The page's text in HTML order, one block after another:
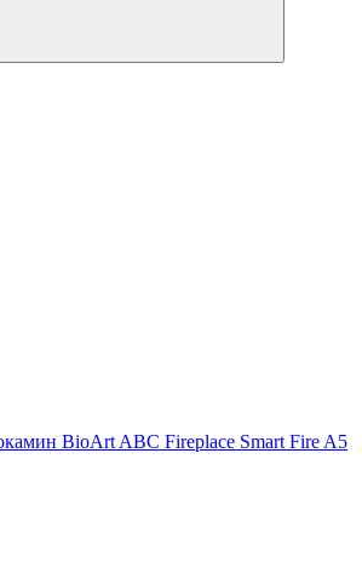
BioArt ABC Fireplace Smart Fire A5